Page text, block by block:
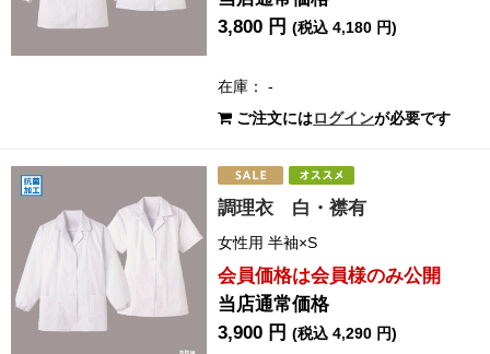
3,800 円(税込 4,180 円)
在庫： -
ご注文にはログインが必要です
調理衣 白・襟有
女性用 半袖×S
会員価格は会員様のみ公開
当店通常価格
3,900 円(税込 4,290 円)